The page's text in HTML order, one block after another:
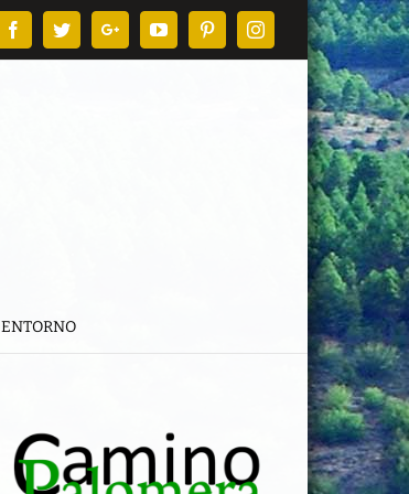
FacebookTwitterGoogle+YouTubePinterestInstagram
ENTORNO